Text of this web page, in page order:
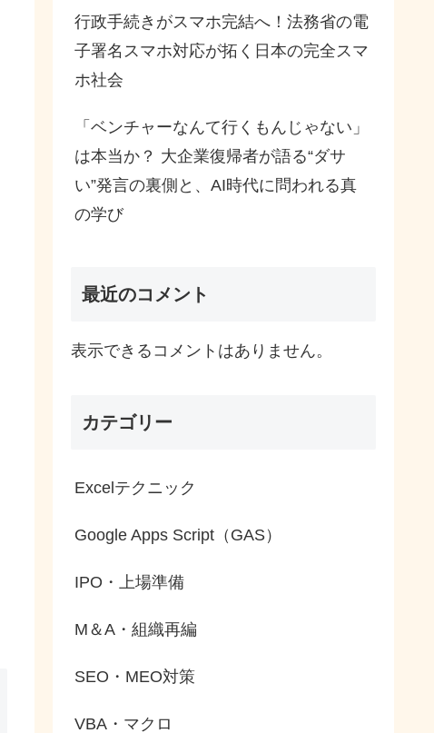
行政手続きがスマホ完結へ！法務省の電
子署名スマホ対応が拓く日本の完全スマ
ホ社会
「ベンチャーなんて行くもんじゃない」
は本当か？ 大企業復帰者が語る“ダサ
い”発言の裏側と、AI時代に問われる真
の学び
最近のコメント
表示できるコメントはありません。
カテゴリー
Excelテクニック
Google Apps Script（GAS）
IPO・上場準備
M＆A・組織再編
SEO・MEO対策
VBA・マクロ